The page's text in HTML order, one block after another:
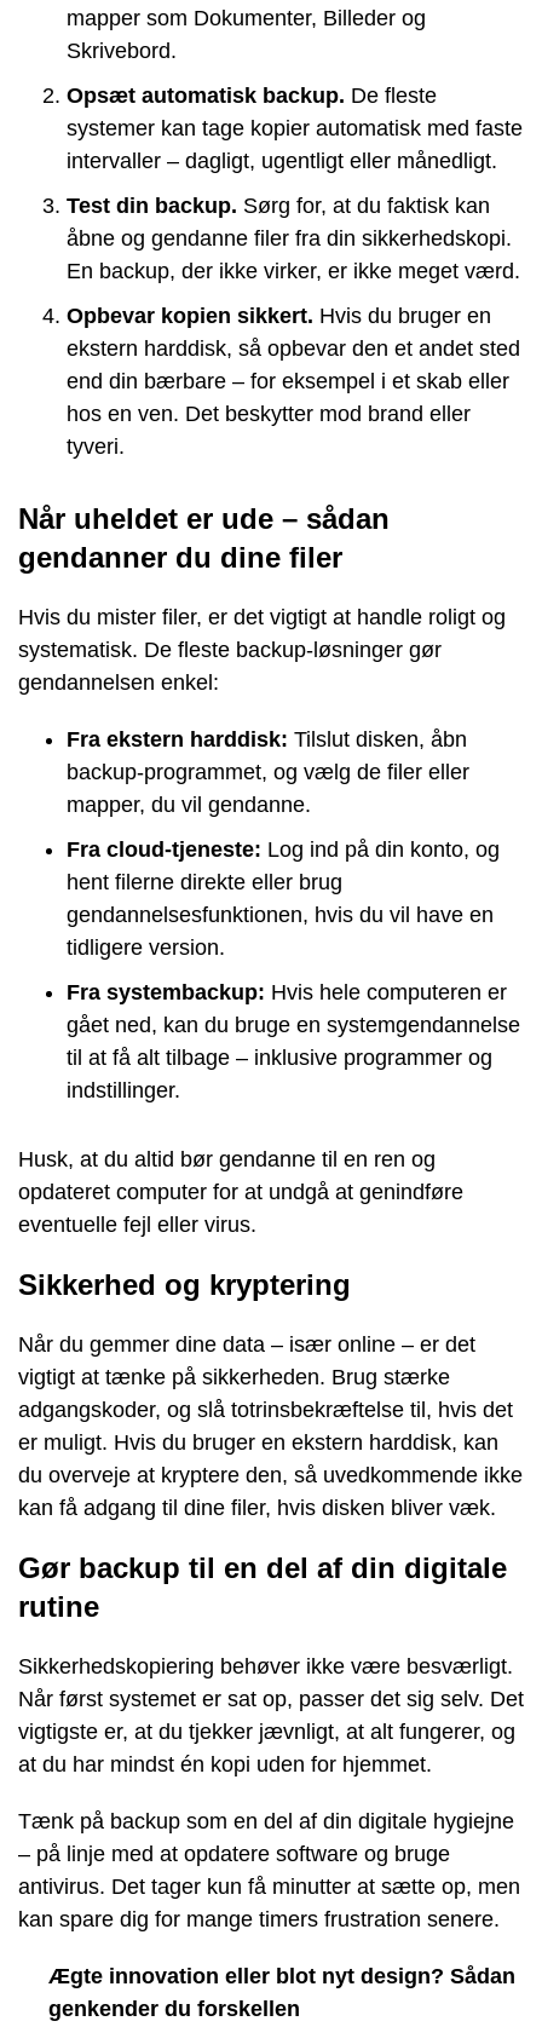
mapper som Dokumenter, Billeder og
Skrivebord.
Opsæt automatisk backup. De fleste
systemer kan tage kopier automatisk med faste
intervaller – dagligt, ugentligt eller månedligt.
Test din backup. Sørg for, at du faktisk kan
åbne og gendanne filer fra din sikkerhedskopi.
En backup, der ikke virker, er ikke meget værd.
Opbevar kopien sikkert. Hvis du bruger en
ekstern harddisk, så opbevar den et andet sted
end din bærbare – for eksempel i et skab eller
hos en ven. Det beskytter mod brand eller
tyveri.
Når uheldet er ude – sådan
gendanner du dine filer
Hvis du mister filer, er det vigtigt at handle roligt og
systematisk. De fleste backup-løsninger gør
gendannelsen enkel:
Fra ekstern harddisk: Tilslut disken, åbn
backup-programmet, og vælg de filer eller
mapper, du vil gendanne.
Fra cloud-tjeneste: Log ind på din konto, og
hent filerne direkte eller brug
gendannelsesfunktionen, hvis du vil have en
tidligere version.
Fra systembackup: Hvis hele computeren er
gået ned, kan du bruge en systemgendannelse
til at få alt tilbage – inklusive programmer og
indstillinger.
Husk, at du altid bør gendanne til en ren og
opdateret computer for at undgå at genindføre
eventuelle fejl eller virus.
Sikkerhed og kryptering
Når du gemmer dine data – især online – er det
vigtigt at tænke på sikkerheden. Brug stærke
adgangskoder, og slå totrinsbekræftelse til, hvis det
er muligt. Hvis du bruger en ekstern harddisk, kan
du overveje at kryptere den, så uvedkommende ikke
kan få adgang til dine filer, hvis disken bliver væk.
Gør backup til en del af din digitale
rutine
Sikkerhedskopiering behøver ikke være besværligt.
Når først systemet er sat op, passer det sig selv. Det
vigtigste er, at du tjekker jævnligt, at alt fungerer, og
at du har mindst én kopi uden for hjemmet.
Tænk på backup som en del af din digitale hygiejne
– på linje med at opdatere software og bruge
antivirus. Det tager kun få minutter at sætte op, men
kan spare dig for mange timers frustration senere.
Ægte innovation eller blot nyt design? Sådan
genkender du forskellen